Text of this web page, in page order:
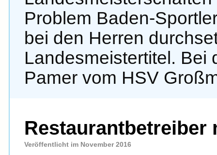
Problem Baden-
bei den Herren
Landesmeistertitel. Bei
Pamer vom HSV
Restaurantbetreiber
Veröffentlicht im November 2016